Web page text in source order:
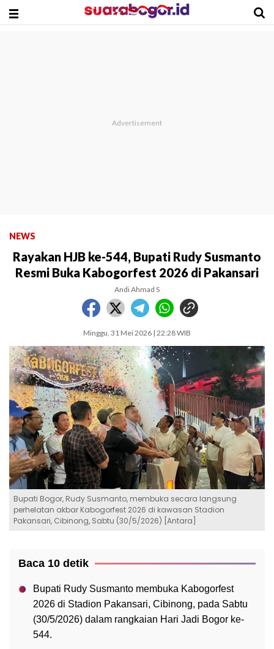
NEWS
Rayakan HJB ke-544, Bupati Rudy Susmanto
Resmi Buka Kabogorfest 2026 di Pakansari
Andi Ahmad S
Minggu, 31 Mei 2026 | 22:28 WIB
Bupati Bogor, Rudy Susmanto, membuka secara langsung
perhelatan akbar Kabogorfest 2026 di kawasan Stadion
Pakansari, Cibinong, Sabtu (30/5/2026) [Antara]
Baca 10 detik
Bupati Rudy Susmanto membuka Kabogorfest
2026 di Stadion Pakansari, Cibinong, pada Sabtu
(30/5/2026) dalam rangkaian Hari Jadi Bogor ke-
544.